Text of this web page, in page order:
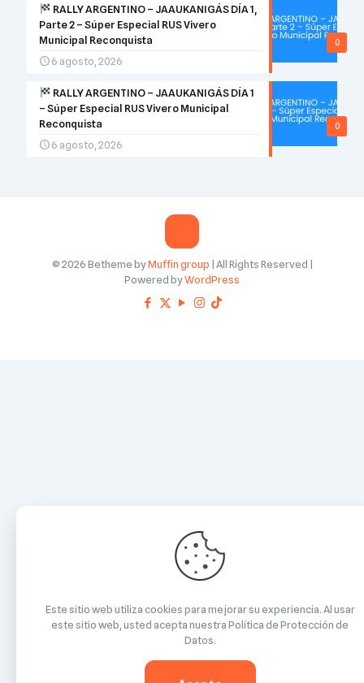
0
RALLY ARGENTINO – JAAUKANIGÁS DÍA 1,
Parte 2 – Súper Especial RUS Vivero
Municipal Reconquista
6 agosto, 2026
0
RALLY ARGENTINO – JAAUKANIGÁS DÍA 1
– Súper Especial RUS Vivero Municipal
Reconquista
6 agosto, 2026
© 2026 Betheme byMuffin group | All Rights Reserved |
Powered byWordPress
Este sitio web utiliza cookies para mejorar su experiencia. Al usar
este sitio web, usted acepta nuestraPolítica de Protección de
Datos.